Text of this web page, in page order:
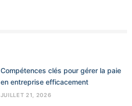
Compétences clés pour gérer la paie
en entreprise efficacement
JUILLET 21, 2026